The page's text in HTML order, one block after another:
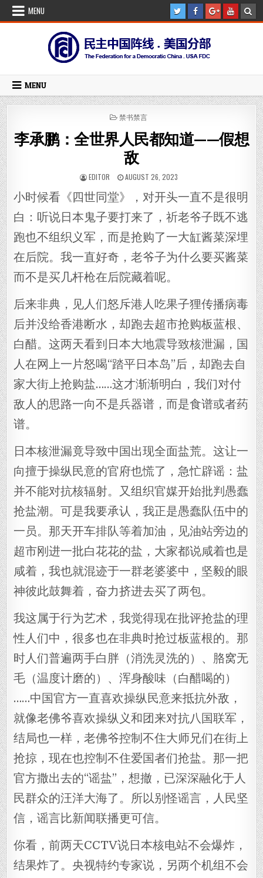
Skip
MENU
MENU
POSTED
禁书禁言
李承鹏：全世界人民都知道——假想
敌
AUTHOR:
EDITOR
PUBLISHED
AUGUST 26, 2023
小时候看《四世同堂》，对开头一直不是很明
白：听说日本鬼子要打来了，祈老爷子既不逃
跑也不组织义军，而是抢购了一大缸酱菜深埋
在后院。我一直好奇，老爷子为什么要买酱菜
而不是买几杆枪在后院藏着呢。
后来非典，见人们怒斥港人吃果子狸传播病毒
后并没给香港断水，却跑去超市抢购板蓝根、
白醋。这两天看到日本大地震导致核泄漏，国
人在网上一片怒喝“踏平日本岛”后，却跑去自
家大街上抢购盐……这才渐渐明白，我们对付
敌人的思路一向不是兵器谱，而是食谱或者药
谱。
日本核泄漏竟导致中国出现全面盐荒。这让一
向擅于操纵民意的官府也慌了，急忙辟谣：盐
并不能对抗核辐射。又组织官媒开始批判愚蠢
抢盐潮。可是我要承认，我正是愚蠢队伍中的
一员。那天开车排队等着加油，见油站旁边的
超市刚进一批白花花的盐，大家都说咸着也是
咸着，我也就混迹于一群老婆婆中，坚毅的眼
神彼此鼓舞着，奋力挤进去买了两包。
我这属于行为艺术，我觉得现在批评抢盐的理
性人们中，很多也在非典时抢过板蓝根的。那
时人们普遍两手白胖（消洗灵洗的）、胳窝无
毛（温度计磨的）、浑身酸味（白醋喝的）
……中国官方一直喜欢操纵民意来抵抗外敌，
就像老佛爷喜欢操纵义和团来对抗八国联军，
结局也一样，老佛爷控制不住大师兄们在街上
抢掠，现在也控制不住爱国者们抢盐。那一把
官方撒出去的“谣盐”，想撤，已深深融化于人
民群众的汪洋大海了。所以别怪谣言，人民坚
信，谣言比新闻联播更可信。
你看，前两天CCTV说日本核电站不会爆炸，
结果炸了。央视特约专家说，另两个机组不会